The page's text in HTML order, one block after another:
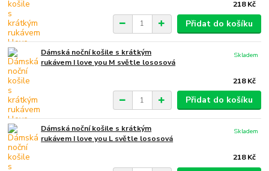
218 Kč
Přidat do košíku
Dámská noční košile s krátkým
rukávem I love you M světle lososová
218 Kč
Skladem
Přidat do košíku
Dámská noční košile s krátkým
rukávem I love you L světle lososová
218 Kč
Skladem